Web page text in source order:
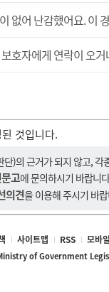
없어 난감했어요. 이
호자에게 연락이 오
것입니다.
)의 근거가 되지 않고,
고에 문의하시기 바랍니
의견을 이용해 주시기 바
사이트맵 RSS 모바
of Government